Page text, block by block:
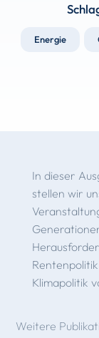
Energie
In dieser
stellen wir
Klimapolitik
Weitere